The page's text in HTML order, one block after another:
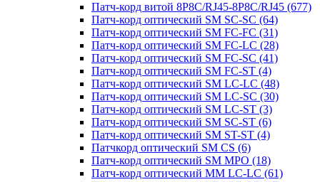
Патч-корд витой 8P8C/RJ45-8P8C/RJ45 (677)
Патч-корд оптический SM SC-SC (64)
Патч-корд оптический SM FC-FC (31)
Патч-корд оптический SM FC-LC (28)
Патч-корд оптический SM FC-SC (41)
Патч-корд оптический SM FC-ST (4)
Патч-корд оптический SM LC-LC (48)
Патч-корд оптический SM LC-SC (30)
Патч-корд оптический SM LC-ST (3)
Патч-корд оптический SM SC-ST (6)
Патч-корд оптический SM ST-ST (4)
Патчкорд оптический SM CS (6)
Патч-корд оптический SM MPO (18)
Патч-корд оптический MM LC-LC (61)